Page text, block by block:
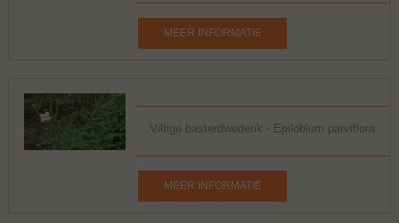
MEER INFORMATIE
Viltige basterdwederik - Epilobium parviflora
MEER INFORMATIE